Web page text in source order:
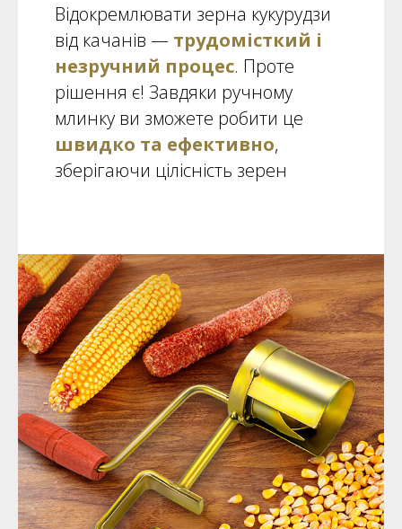
Відокремлювати зерна кукурудзи
від качанів — трудомісткий і
незручний процес. Проте
рішення є! Завдяки ручному
млинку ви зможете робити це
швидко та ефективно,
зберігаючи цілісність зерен